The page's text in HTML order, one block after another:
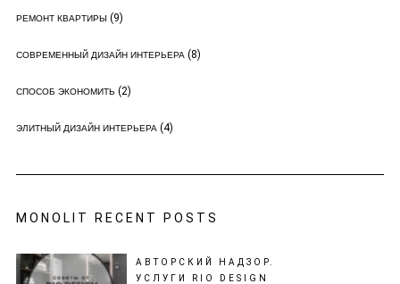
РЕМОНТ КВАРТИРЫ (9)
СОВРЕМЕННЫЙ ДИЗАЙН ИНТЕРЬЕРА(8)
СПОСОБ ЭКОНОМИТЬ (2)
ЭЛИТНЫЙ ДИЗАЙН ИНТЕРЬЕРА(4)
MONOLIT RECENT POSTS
АВТОРСКИЙ НАДЗОР.
УСЛУГИ RIO DESIGN